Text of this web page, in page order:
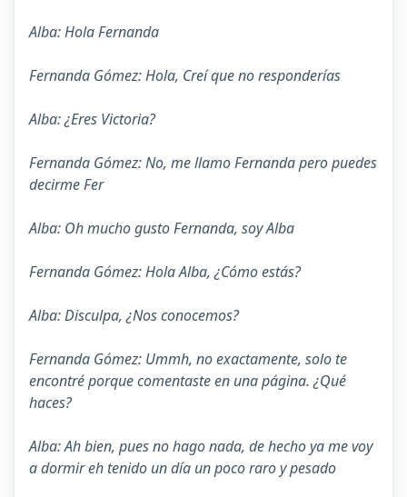
Alba: Hola Fernanda
Fernanda Gómez: Hola, Creí que no responderías
Alba: ¿Eres Victoria?
Fernanda Gómez: No, me llamo Fernanda pero puedes
decirme Fer
Alba: Oh mucho gusto Fernanda, soy Alba
Fernanda Gómez: Hola Alba, ¿Cómo estás?
Alba: Disculpa, ¿Nos conocemos?
Fernanda Gómez: Ummh, no exactamente, solo te
encontré porque comentaste en una página. ¿Qué
haces?
Alba: Ah bien, pues no hago nada, de hecho ya me voy
a dormir eh tenido un día un poco raro y pesado